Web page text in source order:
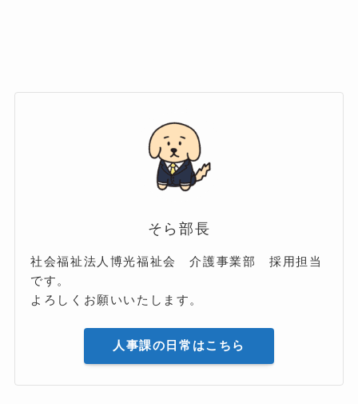
そら部長
社会福祉法人博光福祉会 介護事業部 採用担当
です。
よろしくお願いいたします。
人事課の日常はこちら